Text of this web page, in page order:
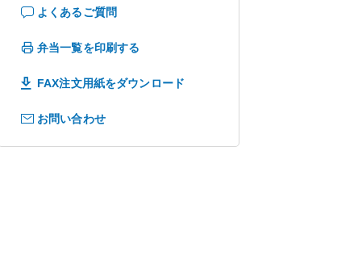
よくあるご質問
弁当一覧を印刷する
FAX注文用紙をダウンロード
お問い合わせ